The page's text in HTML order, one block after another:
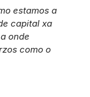
estamos a
capital xa
onde
como o